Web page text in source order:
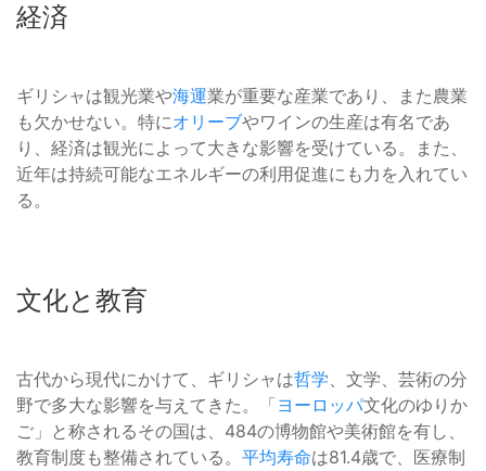
経済
ギリシャは観光業や海運業が重要な産業であり、また農業
も欠かせない。特にオリーブやワインの生産は有名であ
り、経済は観光によって大きな影響を受けている。また、
近年は持続可能なエネルギーの利用促進にも力を入れてい
る。
文化と教育
古代から現代にかけて、ギリシャは哲学、文学、芸術の分
野で多大な影響を与えてきた。「ヨーロッパ文化のゆりか
ご」と称されるその国は、484の博物館や美術館を有し、
教育制度も整備されている。 平均寿命は81.4歳で、医療制